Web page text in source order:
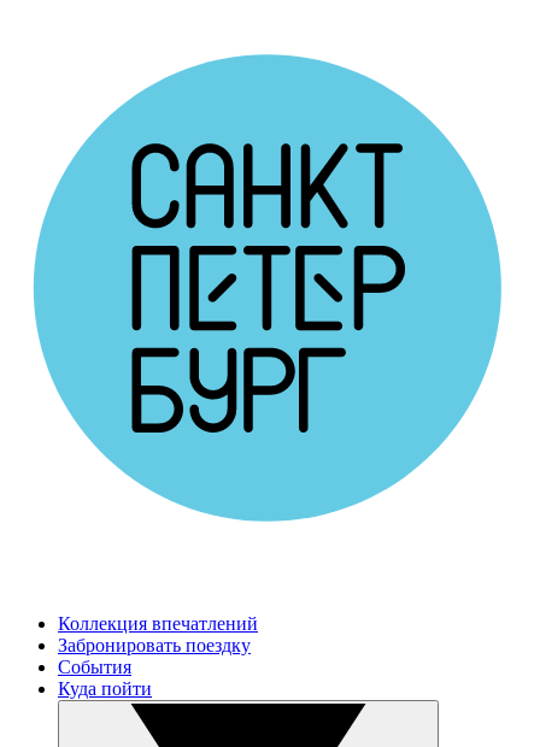
Коллекция впечатлений
Забронировать поездку
События
Куда пойти